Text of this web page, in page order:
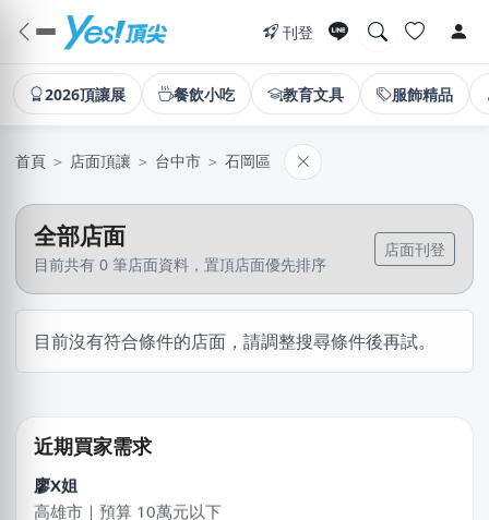
刊登
2026頂讓展 餐飲小吃 教育文具 服飾精品
首頁 ＞ 店面頂讓 ＞ 台中市 ＞ 石岡區
全部店面
目前共有 0 筆店面資料，置頂店面優先排序
店面刊登
目前沒有符合條件的店面，請調整搜尋條件後再試。
近期買家需求
江X珮
桃園市｜預算 10萬~30萬元
廖X姐
高雄市｜預算 10萬元以下